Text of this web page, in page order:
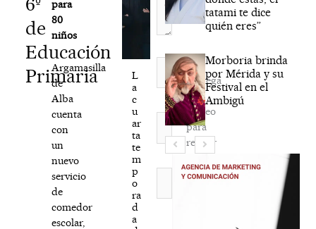
de
Educación
Primaria
para
80
niños
Argamasilla
de
Alba
cuenta
con
un
nuevo
servicio
de
comedor
escolar,
L
a
c
u
ar
ta
te
m
p
o
ra
d
a
Nombre*
Correo
electrónico*
Agréga
mi
correo
para
recibir
newsletter
tatami te dice
quién eres”
Morboria brinda
por Mérida y su
Festival en el
Ambigú